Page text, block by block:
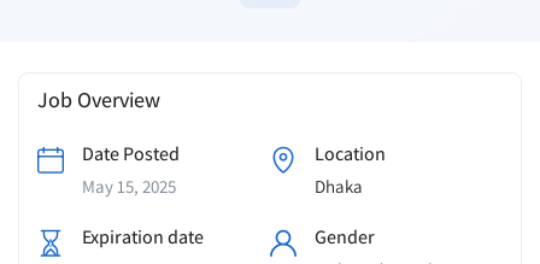
Job Overview
Date Posted
May 15, 2025
Location
Dhaka
Expiration date Gender